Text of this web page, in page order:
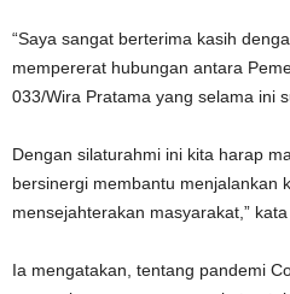
“Saya sangat berterima kasih
mempererat hubungan antara
033/Wira Pratama yang selama ini
Dengan silaturahmi ini kita harap
bersinergi membantu menjalankan
mensejahterakan masyarakat,” kata
Ia mengatakan, tentang pandemi